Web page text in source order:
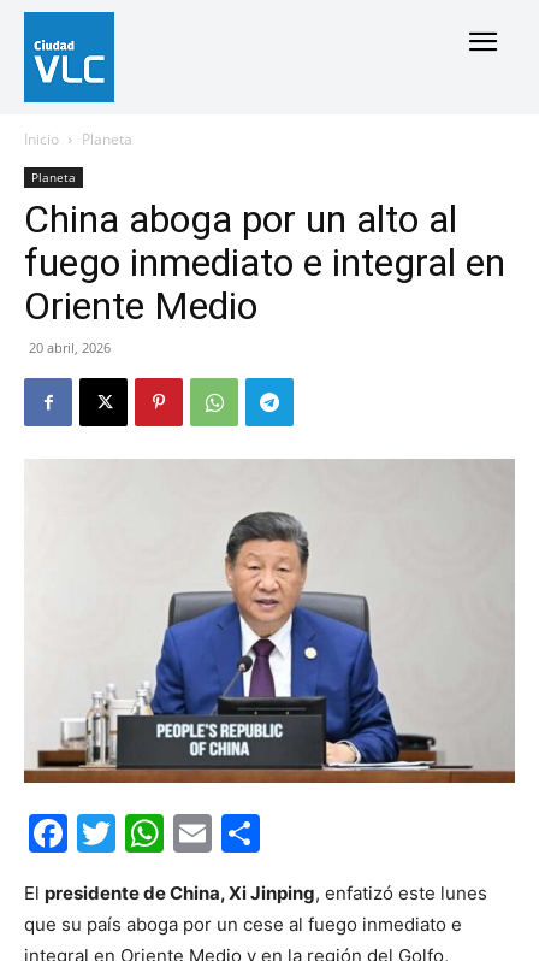
Inicio Planeta
Planeta
China aboga por un alto al
fuego inmediato e integral en
Oriente Medio
20 abril, 2026
Facebook
Twitter
WhatsApp
Email
El presidente de China, Xi Jinping, enfatizó este lunes
que su país aboga por un cese al fuego inmediato e
integral en Oriente Medio y en la región del Golfo,